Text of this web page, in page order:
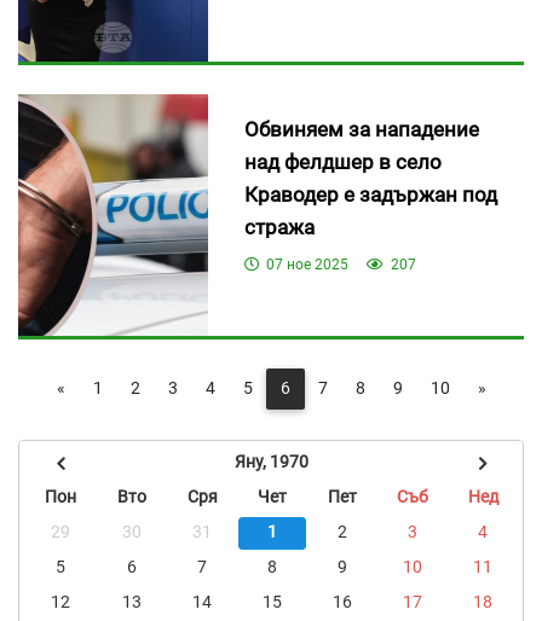
Обвиняем за нападение
над фелдшер в село
Краводер е задържан под
стража
07 ное 2025 207
« 1 2 3 4 5 6 7 8 9 10 »
Яну, 1970
Пон
Вто Сря Чет Пет Съб
Нед
29
30 31 1 2 3
4
5
6 7 8 9 10
11
12
13 14 15 16 17
18